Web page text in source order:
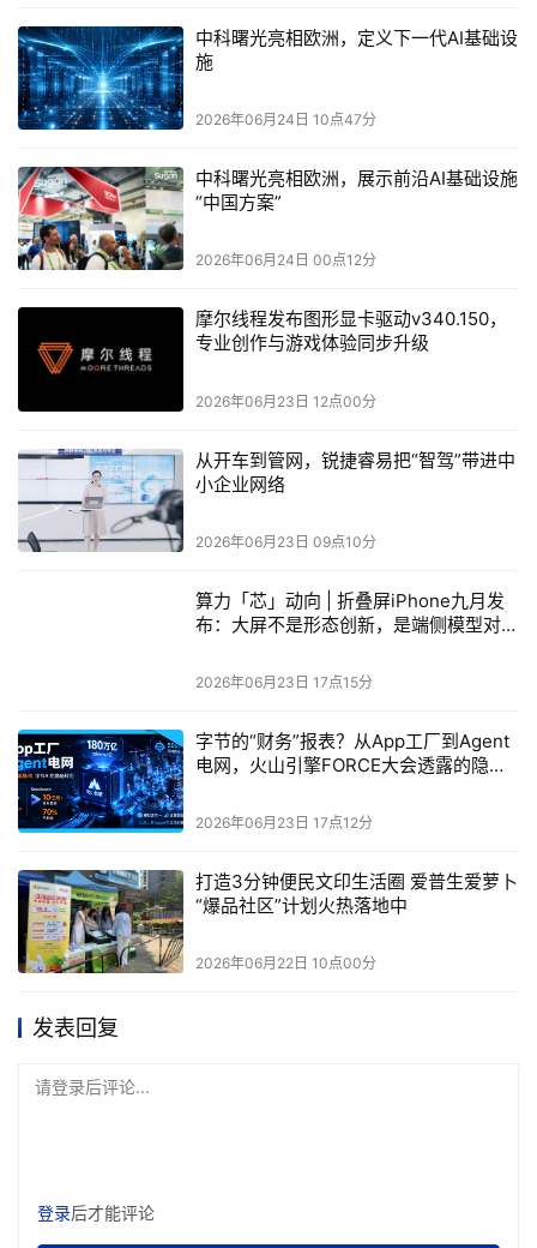
括应用X、Z或Y门来模拟初始错误或准备纠缠态。
模拟过程的核心是错误注入和纠错循环。微云全息的
模拟器支持多种噪声模型，如去极化噪声（depolarizing
过随机数生成器在FPGA上实现。随机数生成器利用FPGA
的内置真随机源（如环形振荡器）来确保噪声的真实性。
错误注入后，辅助量子比特测量稳定子，这些测量被并行
查（parity check）。测量结果形成错误综合征
（syndrome），这是一个比特字符串，表示错误的位置
最小权重完美匹配（Minimum Weight Perfect
Matching, MWPM）算法来解码综合征。这一算法被优化
为FPGA上的并行版本，使用变体来寻找匹配路径，显著
降低了延迟。
拟器表现突出。与基于GPU的模拟器相比，它在模拟距离
5旋转码时的速度提高了5倍以上，同时功耗降低了
以注入自定义错误模式并立即观察纠错效果，这对于量子
算法调试至关重要。例如，在模拟Shor算法或Grover搜
索时，表面码纠错可以无缝集成，确保端到端的容错。
路。由于量子模拟是经典的，状态用概率分布表示，但对
于小规模，可以用波函数模拟。微云全息选择了蒙特卡罗
方法来平均多个运行实例，从而估计错误率。这要求
FPGA有高效的随机采样能力，通过线性反馈移位寄存器
（LFSR）实现伪随机序列。模拟器还支持故障容忍模
拟，包括测量错误和门错误。通过多层级联码，模拟嵌套
表面码，进一步提升容忍度。
术的成熟，我们有望见证量子革命的加速。
中科曙光亮相欧洲，定义下一代AI基础设
施
2026年06月24日 10点47分
中科曙光亮相欧洲，展示前沿AI基础设施
“中国方案”
2026年06月24日 00点12分
摩尔线程发布图形显卡驱动v340.150，
专业创作与游戏体验同步升级
2026年06月23日 12点00分
从开车到管网，锐捷睿易把“智驾”带进中
小企业网络
2026年06月23日 09点10分
算力「芯」动向 | 折叠屏iPhone九月发
布：大屏不是形态创新，是端侧模型对内
2026年06月23日 17点15分
字节的“财务”报表？从App工厂到Agent
电网，火山引擎FORCE大会透露的隐秘
2026年06月23日 17点12分
打造3分钟便民文印生活圈 爱普生爱萝卜
“爆品社区”计划火热落地中
2026年06月22日 10点00分
发表回复
请登录后评论...
登录后才能评论